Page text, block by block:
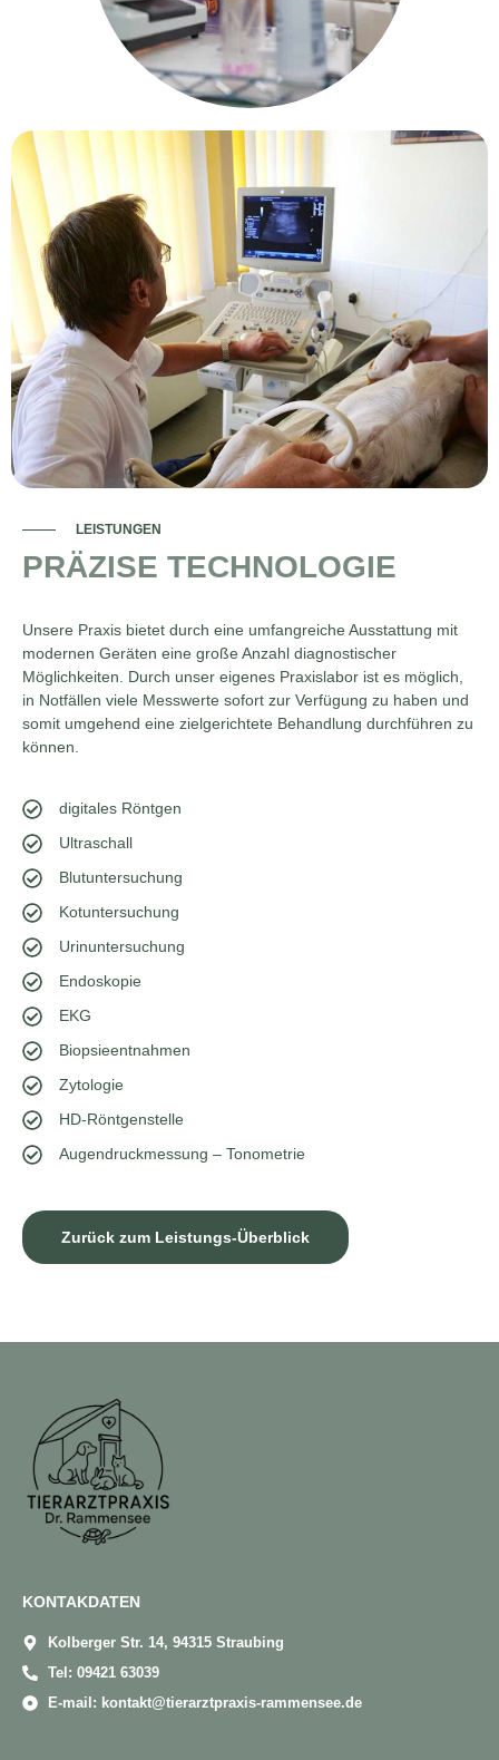
LEISTUNGEN
PRÄZISE TECHNOLOGIE
Unsere Praxis bietet durch eine umfangreiche Ausstattung mit
modernen Geräten eine große Anzahl diagnostischer
Möglichkeiten. Durch unser eigenes Praxislabor ist es möglich,
in Notfällen viele Messwerte sofort zur Verfügung zu haben und
somit umgehend eine zielgerichtete Behandlung durchführen zu
können.
digitales Röntgen
Ultraschall
Blutuntersuchung
Kotuntersuchung
Urinuntersuchung
Endoskopie
EKG
Biopsieentnahmen
Zytologie
HD-Röntgenstelle
Augendruckmessung – Tonometrie
Zurück zum Leistungs-Überblick
KONTAKDATEN
Kolberger Str. 14, 94315 Straubing
Tel: 09421 63039
E-mail: kontakt@tierarztpraxis-rammensee.de